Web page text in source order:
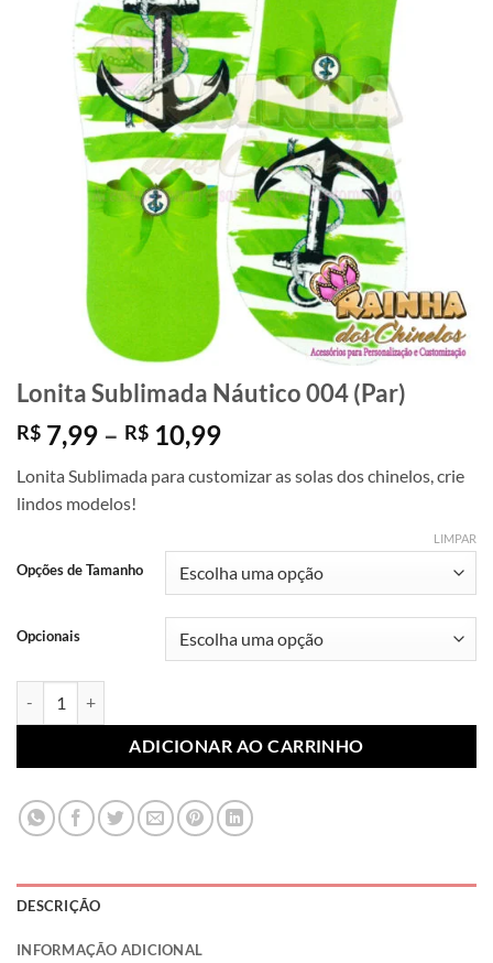
Lonita Sublimada Náutico 004 (Par)
R$ 7,99 – R$ 10,99Faixa
preço:
R$ 10,99
Lonita Sublimada para customizar as solas dos chinelos, crie
lindos modelos!
Opções de Tamanho
Opcionais
LIMPAR
ADICIONAR AO CARRINHO
DESCRIÇÃO
INFORMAÇÃO ADICIONAL